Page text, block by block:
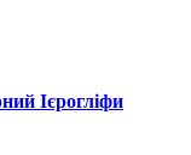
Ієрогліфи